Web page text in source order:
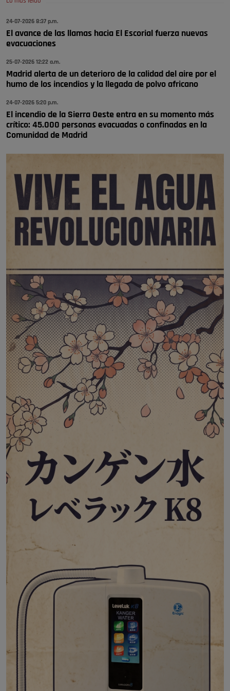
Pozuelo de Alarcón
🔴 EXCLUSIVA | El comisario de la …
se va porke no tiene piscina 🤪🤪🤪
Pozuelo de Alarcón
🔴 EXCLUSIVA | El comisario de la …
24-07-2026 8:37 p.m.
El avance de las llamas hacia El Escorial fuerza nuevas
evacuaciones
25-07-2026 12:22 a.m.
Madrid alerta de un deterioro de la calidad del aire por el
humo de los incendios y la llegada de polvo africano
24-07-2026 5:20 p.m.
El incendio de la Sierra Oeste entra en su momento más
crítico: 45.000 personas evacuadas o confinadas en la
Comunidad de Madrid